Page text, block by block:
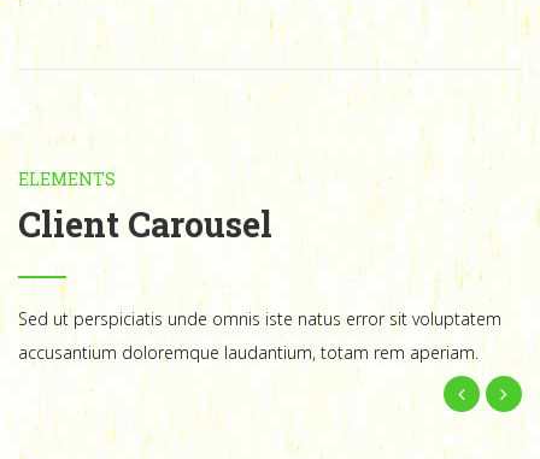
ELEMENTS
Client Carousel
Sed ut perspiciatis unde omnis iste natus error sit voluptatem
accusantium doloremque laudantium, totam rem aperiam.